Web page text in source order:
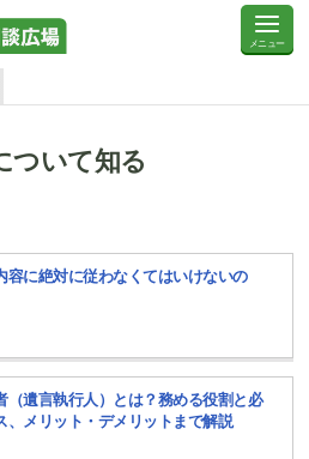
ついて知る
容に絶対に従わなくてはいけないの
（遺言執行人）とは？務める役割と必
、メリット・デメリットまで解説